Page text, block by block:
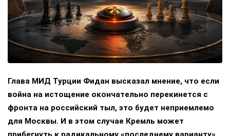
Глава МИД Турции Фидан высказал мнение, что если
война на истощение окончательно перекинется с
фронта на российский тыл, это будет неприемлемо
для Москвы. И в этом случае Кремль может